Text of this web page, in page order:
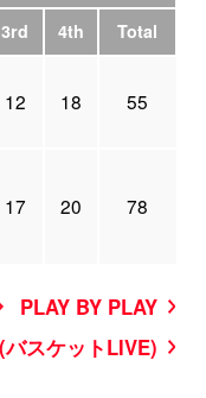
3rd 4th Total
12 18 55
17 20 78
PLAY BY PLAY
バスケットLIVE)